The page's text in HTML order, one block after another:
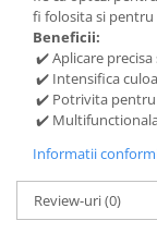
fi folosita si
Beneficii:
✔️ Aplicare
✔️ Intensifica
✔️ Potrivita
✔️
Informatii
Review-uri(0)